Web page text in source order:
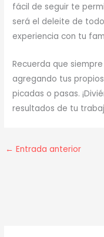
fácil de seguir te
será el deleite de
experiencia con tu
Recuerda que
agregando tus
picadas o pasas.
resultados de tu
← Entrada anterior